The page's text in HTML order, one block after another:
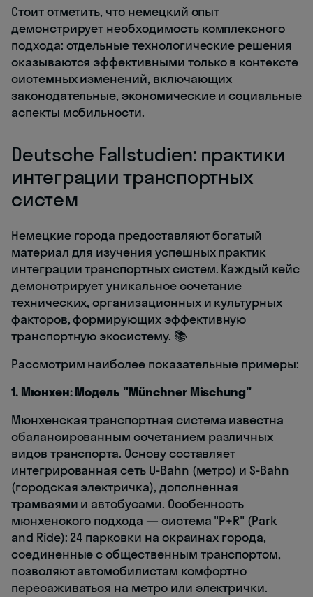
Стоит отметить, что немецкий опыт
демонстрирует необходимость комплексного
подхода: отдельные технологические решения
оказываются эффективными только в контексте
системных изменений, включающих
законодательные, экономические и социальные
аспекты мобильности.
Deutsche Fallstudien: практики
интеграции транспортных
систем
Немецкие города предоставляют богатый
материал для изучения успешных практик
интеграции транспортных систем. Каждый кейс
демонстрирует уникальное сочетание
технических, организационных и культурных
факторов, формирующих эффективную
транспортную экосистему. 📚
Рассмотрим наиболее показательные примеры:
1. Мюнхен: Модель "Münchner Mischung"
Мюнхенская транспортная система известна
сбалансированным сочетанием различных
видов транспорта. Основу составляет
интегрированная сеть U-Bahn (метро) и S-Bahn
(городская электричка), дополненная
трамваями и автобусами. Особенность
мюнхенского подхода — система "P+R" (Park
and Ride): 24 парковки на окраинах города,
соединенные с общественным транспортом,
позволяют автомобилистам комфортно
пересаживаться на метро или электрички.